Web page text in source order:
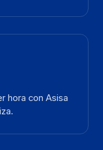
hora con Asisa